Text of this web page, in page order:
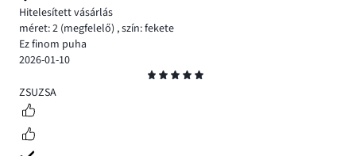
Hitelesített vásárlás
méret: 2 (megfelelő) ,szín: fekete
Ez finom puha
2026-01-10
5
ZSUZSA